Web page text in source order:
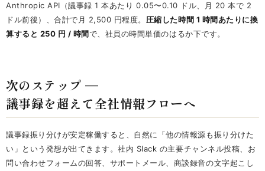
Anthropic API（議事録 1 本あたり 0.05〜0.10 ドル、月 20 本で 2
ドル前後）、合計で月 2,500 円程度。 圧縮した時間 1 時間あたりに換
算すると 250 円 / 時間で、社員の時間単価のはるか下です。
次のステップ —
議事録を超えて全社情報フローへ
議事録振り分けが安定稼働すると、自然に「他の情報源も振り分けた
い」という発想が出てきます。社内 Slack の主要チャンネル投稿、お
問い合わせフォームの回答、サポートメール、商談録音の文字起こし